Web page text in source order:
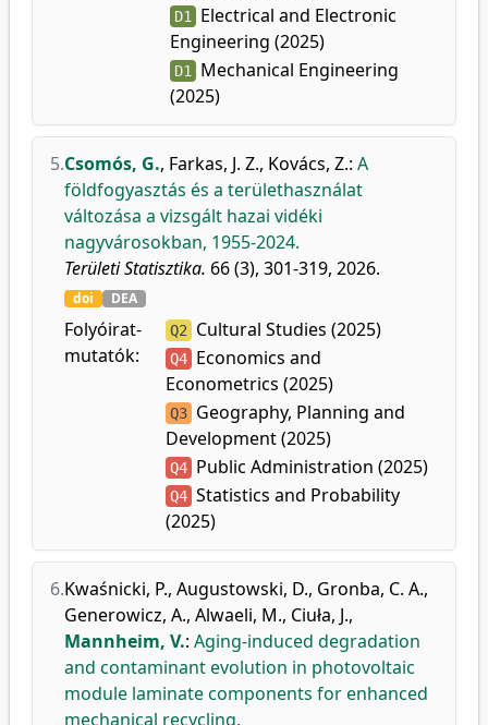
D1
Electrical and Electronic
Engineering (2025)
D1
Mechanical Engineering
(2025)
5.Csomós, G., Farkas, J. Z., Kovács, Z.: A
földfogyasztás és a területhasználat
változása a vizsgált hazai vidéki
nagyvárosokban, 1955-2024.
Területi Statisztika. 66 (3), 301-319, 2026.
doi DEA
Folyóirat-
mutatók:
Q2 Cultural Studies (2025)
Q4 Economics and
Econometrics (2025)
Q3 Geography, Planning and
Development (2025)
Q4 Public Administration (2025)
Q4 Statistics and Probability
(2025)
6.Kwaśnicki, P., Augustowski, D., Gronba, C. A.,
Generowicz, A., Alwaeli, M., Ciuła, J.,
Mannheim, V.: Aging-induced degradation
and contaminant evolution in photovoltaic
module laminate components for enhanced
mechanical recycling.